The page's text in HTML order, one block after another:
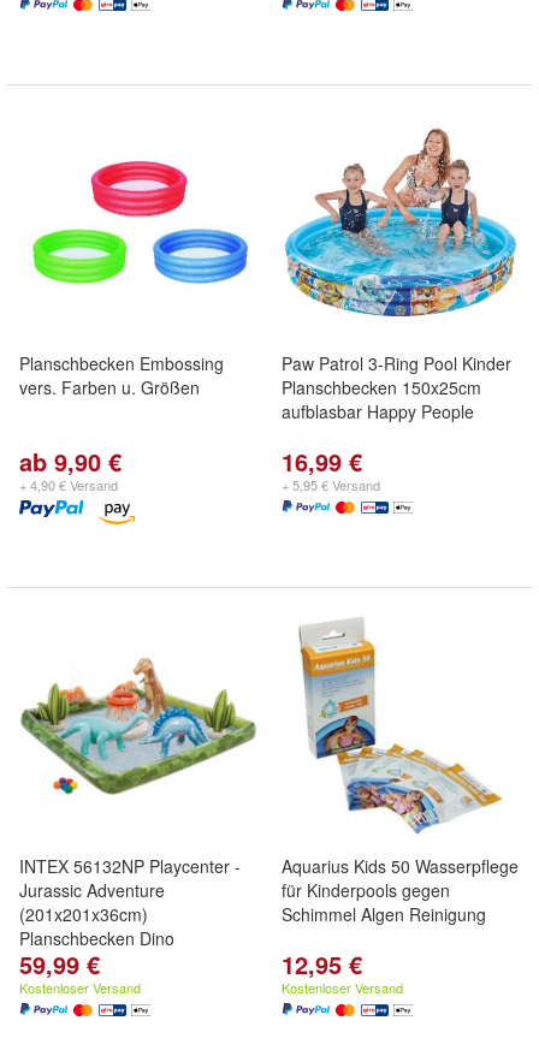
Planschbecken Embossing
vers. Farben u. Größen
ab 9,90 €
+ 4,90 € Versand
Paw Patrol 3-Ring Pool Kinder
Planschbecken 150x25cm
aufblasbar Happy People
16,99 €
+ 5,95 € Versand
INTEX 56132NP Playcenter -
Jurassic Adventure
(201x201x36cm)
Planschbecken Dino
59,99 €
Kostenloser Versand
Aquarius Kids 50 Wasserpflege
für Kinderpools gegen
Schimmel Algen Reinigung
12,95 €
Kostenloser Versand